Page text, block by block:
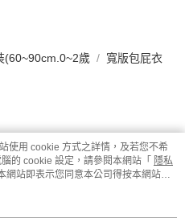
(60~90cm.0~2歲 寬版包屁衣
使用 cookie 方式之詳情，及若您不希
的 cookie 設定，請參閱本網站「 隱私
網站即表示您同意本公司得按本網站使